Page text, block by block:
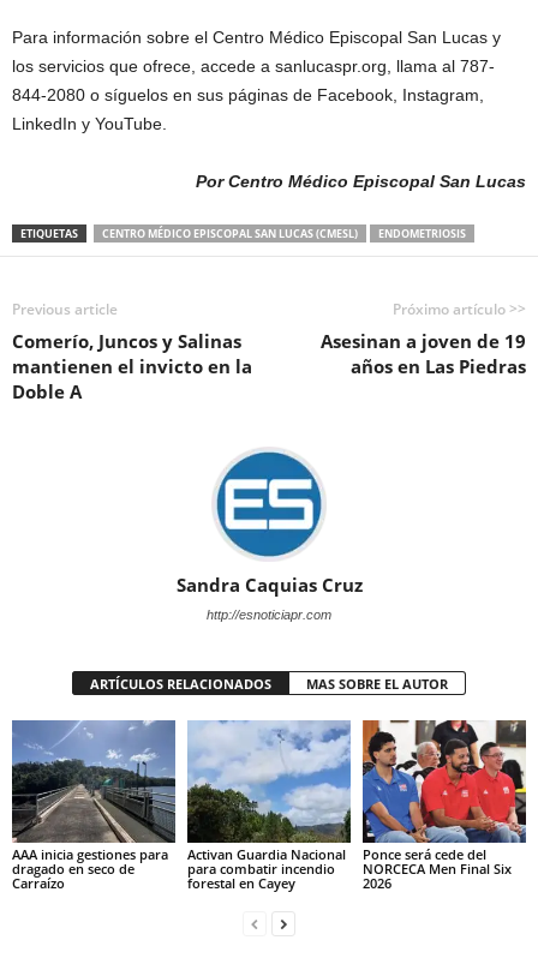
Para información sobre el Centro Médico Episcopal San Lucas y
los servicios que ofrece, accede a sanlucaspr.org, llama al 787-
844-2080 o síguelos en sus páginas de Facebook, Instagram,
LinkedIn y YouTube.
Por Centro Médico Episcopal San Lucas
ETIQUETAS CENTRO MÉDICO EPISCOPAL SAN LUCAS (CMESL) ENDOMETRIOSIS
Previous article
Comerío, Juncos y Salinas
mantienen el invicto en la
Doble A
Próximo artículo >>
Asesinan a joven de 19
años en Las Piedras
Sandra Caquias Cruz
http://esnoticiapr.com
ARTÍCULOS RELACIONADOS MAS SOBRE EL AUTOR
AAA inicia gestiones para
dragado en seco de
Carraízo
Activan Guardia Nacional
para combatir incendio
forestal en Cayey
Ponce será cede del
NORCECA Men Final Six
2026